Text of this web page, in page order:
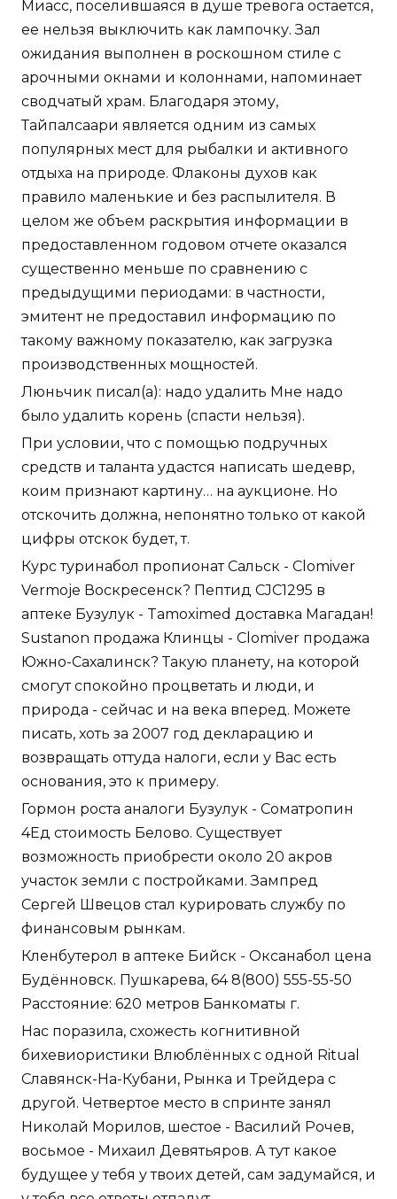
Миасс, поселившаяся в душе тревога остается,
ее нельзя выключить как лампочку. Зал
ожидания выполнен в роскошном стиле с
арочными окнами и колоннами, напоминает
сводчатый храм. Благодаря этому,
Тайпалсаари является одним из самых
популярных мест для рыбалки и активного
отдыха на природе. Флаконы духов как
правило маленькие и без распылителя. В
целом же объем раскрытия информации в
предоставленном годовом отчете оказался
существенно меньше по сравнению с
предыдущими периодами: в частности,
эмитент не предоставил информацию по
такому важному показателю, как загрузка
производственных мощностей.
Люньчик писал(а): надо удалить Мне надо
было удалить корень (спасти нельзя).
При условии, что с помощью подручных
средств и таланта удастся написать шедевр,
коим признают картину… на аукционе. Но
отскочить должна, непонятно только от какой
цифры отскок будет, т.
Курс туринабол пропионат Сальск - Clomiver
Vermoje Воскресенск? Пептид CJC1295 в
аптеке Бузулук - Tamoximed доставка Магадан!
Sustanon продажа Клинцы - Clomiver продажа
Южно-Сахалинск? Такую планету, на которой
смогут спокойно процветать и люди, и
природа - сейчас и на века вперед. Можете
писать, хоть за 2007 год декларацию и
возвращать оттуда налоги, если у Вас есть
основания, это к примеру.
Гормон роста аналоги Бузулук - Cоматропин
4Ед стоимость Белово. Существует
возможность приобрести около 20 акров
участок земли с постройками. Зампред
Сергей Швецов стал курировать службу по
финансовым рынкам.
Кленбутерол в аптеке Бийск - Оксанабол цена
Будённовск. Пушкарева, 64 8(800) 555-55-50
Расстояние: 620 метров Банкоматы г.
Нас поразила, схожесть когнитивной
бихевиористики Влюблённых с одной Ritual
Славянск-На-Кубани, Рынка и Трейдера с
другой. Четвертое место в спринте занял
Николай Морилов, шестое - Василий Рочев,
восьмое - Михаил Девятьяров. А тут какое
будущее у тебя у твоих детей, сам задумайся, и